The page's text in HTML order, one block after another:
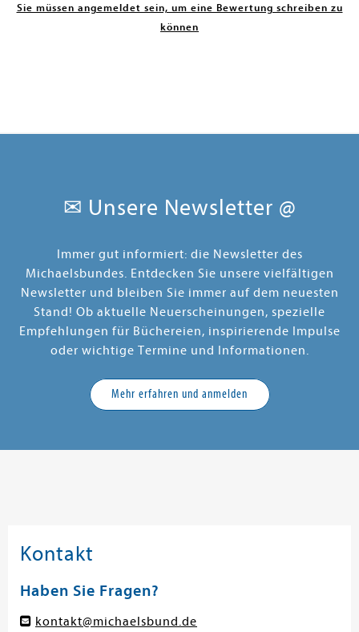
Sie müssen angemeldet sein, um eine Bewertung schreiben zu
können
✉ Unsere Newsletter @
Immer gut informiert: die Newsletter des
Michaelsbundes. Entdecken Sie unsere vielfältigen
Newsletter und bleiben Sie immer auf dem neuesten
Stand! Ob aktuelle Neuerscheinungen, spezielle
Empfehlungen für Büchereien, inspirierende Impulse
oder wichtige Termine und Informationen.
Mehr erfahren und anmelden
Kontakt
Haben Sie Fragen?
kontakt@michaelsbund.de